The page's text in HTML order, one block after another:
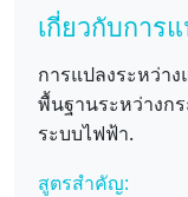
เกี่ยวกับการ
การแปลงระหว่า
พื้นฐานระหว่างก
ระบบไฟฟ้า.
สูตรสำคัญ: